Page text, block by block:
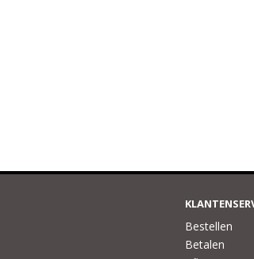
Bestellen
Betalen